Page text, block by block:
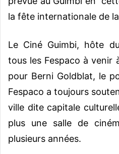
la fête internationale de
Le Ciné Guimbi, hôte
tous les Fespaco à venir
pour Berni Goldblat, le
Fespaco a toujours
ville dite capitale
plus une salle de
plusieurs années.